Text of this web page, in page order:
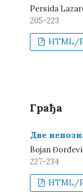
Persida
205-223
HTML/
Грађа
Две
Bojan
227-234
HTML/